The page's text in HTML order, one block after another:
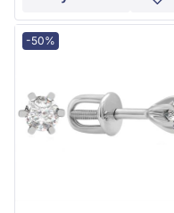
-50%